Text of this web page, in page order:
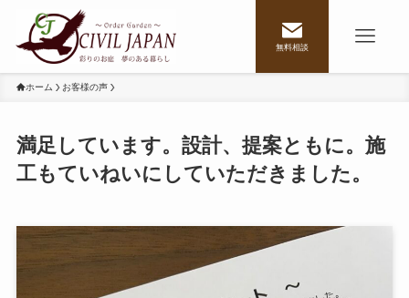
無料相談
ホーム お客様の声
満足しています。設計、提案ともに。施
工もていねいにしていただきました。